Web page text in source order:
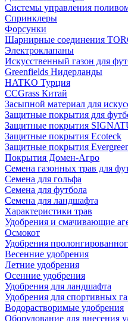
Системы управления
Спринклеры
Форсунки
Шарнирные соединения
Электроклапаны
Искусственный газон для
Greenfields Нидерланды
HATKO Турция
CCGrass Китай
Засыпной материал для
Защитные покрытия для
Защитные покрытия
Защитные покрытия Ecoteck
Защитные покрытия
Покрытия Домен-Агро
Семена газонных трав для
Семена для гольфа
Семена для футбола
Семена для ландшафта
Характеристики трав
Удобрения и смачивающие
Осмокот
Удобрения
Весенние удобрения
Летние удобрения
Осенние удобрения
Удобрения для ландшафта
Удобрения для спортивных
Водорастворимые удобрения
Оборудование для внесения